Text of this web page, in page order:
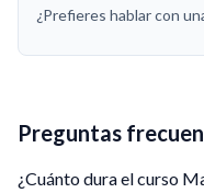
¿Prefieres hablar con
Preguntas
¿Cuánto dura el curso